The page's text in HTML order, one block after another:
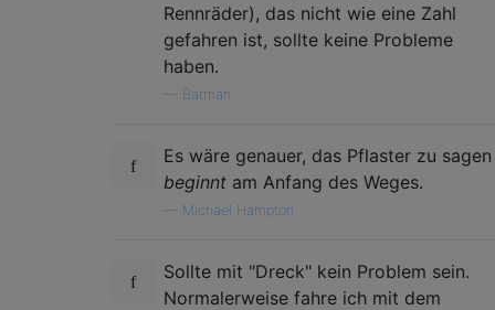
Rennräder), das nicht wie eine Zahl
gefahren ist, sollte keine Probleme
haben.
Batman
Es wäre genauer, das Pflaster zu sagen
beginnt am Anfang des Weges.
Michael Hampton
Sollte mit "Dreck" kein Problem sein.
Normalerweise fahre ich mit dem